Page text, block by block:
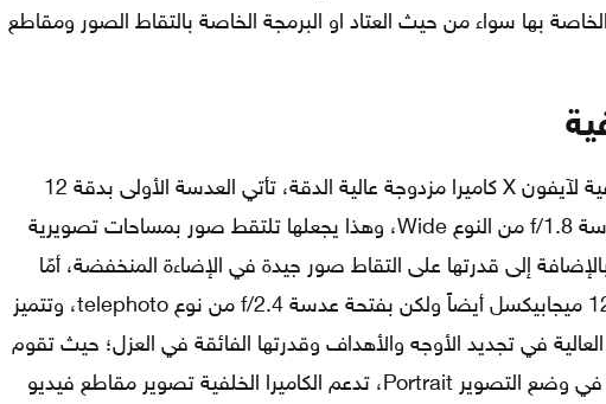
الخاصة بها سواء من حيث العتاد او البرمجة الخاصة بالتقاط الصور ومقاطع
يوجد في الناحية الخلفية لآيفون X كاميرا مزدوجة عالية الدقة، تأتي العدسة الأولى بدقة 12
ميجابيكسل بفتحة عدسة f/1.8 من النوع Wide، وهذا يجعلها تلتقط صور بمساحات تصويرية
إلى قدرتها على التقاط صور جيدة في الإضاءة المنخفضة، أمّا
العدسة الثانية دقتها 12 ميجابيكسل أيضاً ولكن بفتحة عدسة f/2.4 من نوع telephoto، وتتميز
العالية في تجديد الأوجه والأهداف وقدرتها الفائقة في العزل؛ حيث تقوم
بالتقاط صور احترافية في وضع التصوير Portrait، تدعم الكاميرا الخلفية تصوير مقاطع فيديو